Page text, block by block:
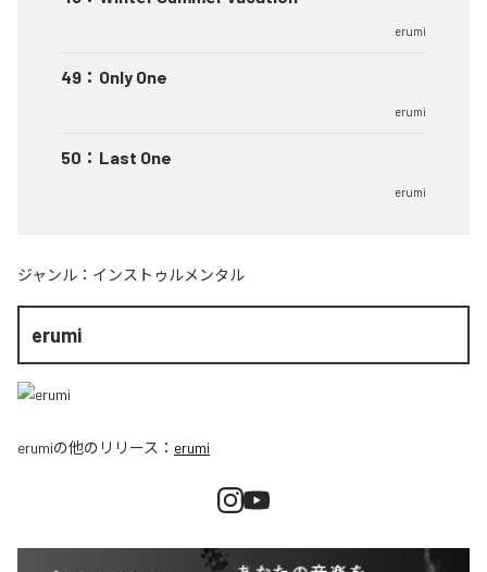
erumi
49 ： Only One
erumi
50 ： Last One
erumi
ジャンル： インストゥルメンタル
erumi
erumiの他のリリース： erumi